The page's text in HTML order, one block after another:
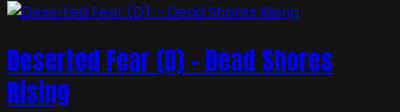
Deserted Fear (D) – Dead Shores
Rising